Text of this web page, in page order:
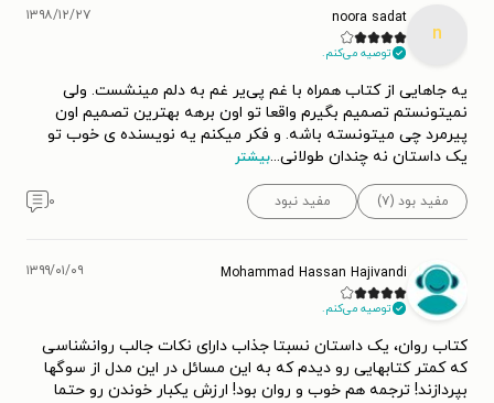
داستان‌های دیگر گاوالدا روایتی گفتگومحور محسوب می‌شود. این
رمان به زبان‌های زیادی در دنیا ترجمه شده است. در ایران هم
چندین بار توسط مترجمان و ناشران مختلف، ترجمه و چاپ شده
است.
آخرین کتاب آنا گاوالدا مجموعه داستانی است با نام اعتراف
می‌کنم، که در سال ۲۰۱۷ منتشر شد. او سابقه‌ی همکاری با مجله
بعد از گرفتن حق رای توسط زنان فرانسه و بعد از جنگ جهانی
دوم، منتشر شد. این مجله مد به صورت بین‌المللی و با ترجمه به
n
noora sadat
توصیه می‌کنم.
۱۳۹۸/۱۲/۲۷
یه جاهایی از کتاب همراه با غم پی‌یر غم به دلم مینشست. ولی
نمیتونستم تصمیم بگیرم واقعا تو اون برهه بهترین تصمیم اون
پیرمرد چی میتونسته باشه. و فکر میکنم یه نویسنده ی خوب تو
یک داستان نه چندان طولانی...بیشتر
مفید بود (۷) مفید نبود ۰
Mohammad Hassan Hajivandi
توصیه می‌کنم.
۱۳۹۹/۰۱/۰۹
کتاب روان، یک داستان نسبتا جذاب دارای نکات جالب روانشناسی‌
که کمتر کتابهایی رو دیدم که به این مسائل در این مدل از سوگها
بپردازند! ترجمه هم خوب و روان بود! ارزش یکبار خوندن رو حتما